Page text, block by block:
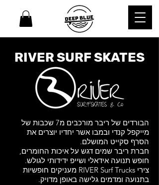
RIVER SURF SKATES
הבורדים של ריבר מורכבים מ7 שכבות של
מייקפל קנדי ובמבו אשר יחדיו יוצרים את
הסרף סקייט המושלם.
חברת ריבר שמים דגש על איכות החומרים,
חופש תנועה אידאלי ושייפ ידידותי לגולש.
צירי RIVER Surf Trucks מעניקים חופשיות
בתנועה ומדמים גלישה באופן מדויק.